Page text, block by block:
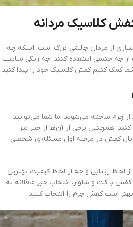
کلاسیک مردانه
از مردان چالشی بزرگ است. اینکه چه
و از چه جنسی استفاده کنند. چه رنگی مناسب
کمک کنیم کفش کلاسیک خود را پیدا کنید.
چرم ساخته می‌شوند اما شما می‌توانید
همچنین برخی از آن‌ها از جیر نیز
کفش در مرحله اول مسئله‌ای شخصی
لحاظ زیبایی و چه از لحاظ کیفیت بهترین
با کت و شلوار، انتخاب جیر عاقلانه به
است کفش چرم را انتخاب کنید.